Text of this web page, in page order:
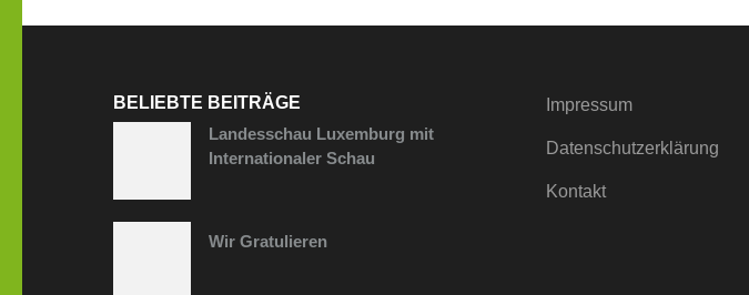
BELIEBTE BEITRÄGE
Landesschau Luxemburg mit
Internationaler Schau
Wir Gratulieren
Impressum
Datenschutzerklärung
Kontakt